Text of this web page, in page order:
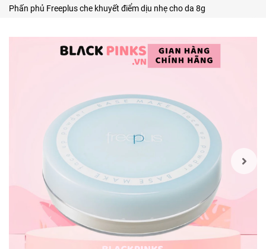
Phấn phủ Freeplus che khuyết điểm dịu nhẹ cho da 8g